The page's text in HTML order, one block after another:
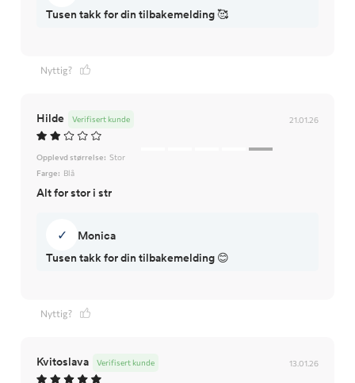
Tusen takk for din tilbakemelding 🥰
Nyttig?
Hilde 21.01.26
Verifisert kunde
Opplevd størrelse: Stor
Farge: Blå
Alt for stor i str
✓
Monica
Tusen takk for din tilbakemelding 😊
Nyttig?
Kvitoslava 13.01.26
Verifisert kunde